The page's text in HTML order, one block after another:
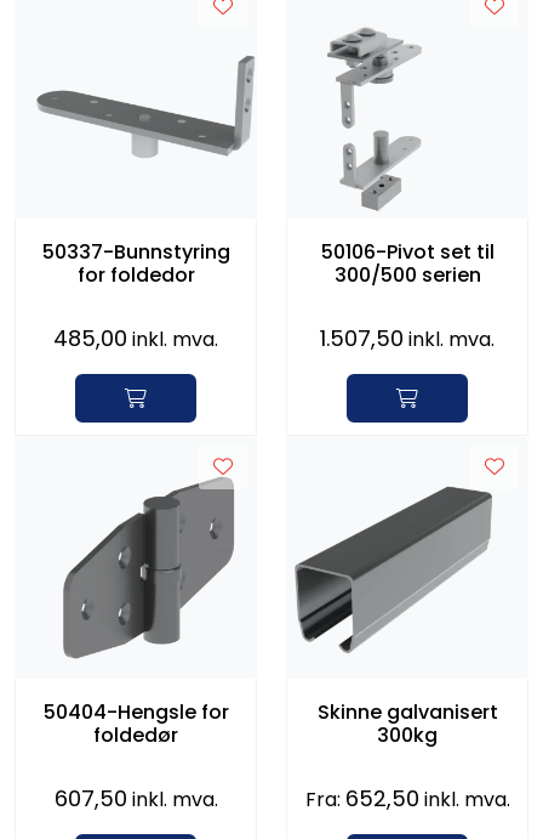
50337-Bunnstyring
for foldedor
485,00 inkl. mva.
50106-Pivot set til
300/500 serien
1.507,50 inkl. mva.
50404-Hengsle for
foldedør
607,50 inkl. mva.
Skinne galvanisert
300kg
Fra: 652,50 inkl. mva.